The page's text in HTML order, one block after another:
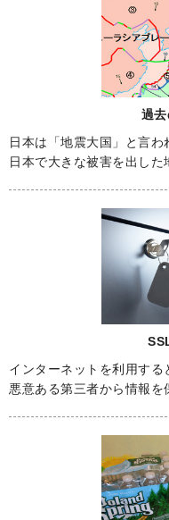
過
日本は「地震大国」と言わ
日本で大きな被害を出した
インターネットを利用する
悪意ある第三者から情報を